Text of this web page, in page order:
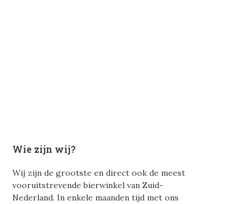
Wie zijn wij?
Wij zijn de grootste en direct ook de meest
vooruitstrevende bierwinkel van Zuid-
Nederland. In enkele maanden tijd met ons